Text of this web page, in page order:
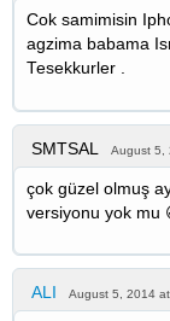
Cok samimisin
agzima babama
Tesekkurler .
SMTSAL August 5,
çok güzel olmuş
versiyonu yok mu
ALI August 5, 2014